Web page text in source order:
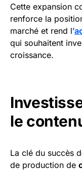
Cette expansion
renforce la
marché et rend l’
qui souhaitent
croissance.
le
La clé du succès
de production de